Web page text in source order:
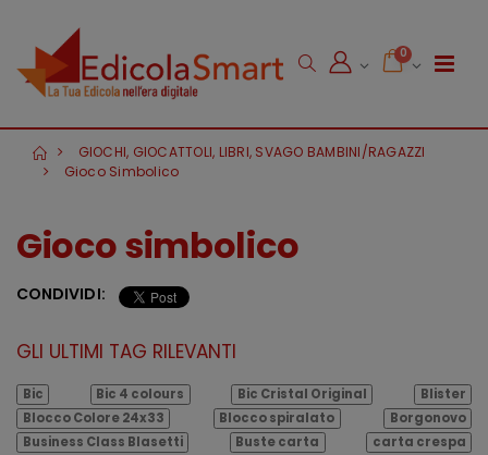
0
GIOCHI, GIOCATTOLI, LIBRI, SVAGO BAMBINI/RAGAZZI
Gioco Simbolico
Gioco simbolico
CONDIVIDI:
GLI ULTIMI TAG RILEVANTI
Bic Bic 4 colours Bic Cristal Original
Blister
Blocco Colore 24x33
Blocco spiralato
Borgonovo
Business Class Blasetti
Buste carta
carta crespa